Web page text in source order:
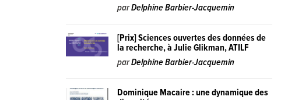
parDelphine Barbier-Jacquemin
[Prix] Sciences ouvertes des données de
la recherche, à Julie Glikman, ATILF
parDelphine Barbier-Jacquemin
Dominique Macaire : une dynamique des